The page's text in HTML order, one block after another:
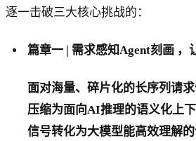
逐一击破三大核心挑战的：
篇章一 | 需求感知Agent刻画 ，
面对海量、碎片化的长序列请
压缩为面向AI推理的语义化上
信号转化为大模型能高效理解